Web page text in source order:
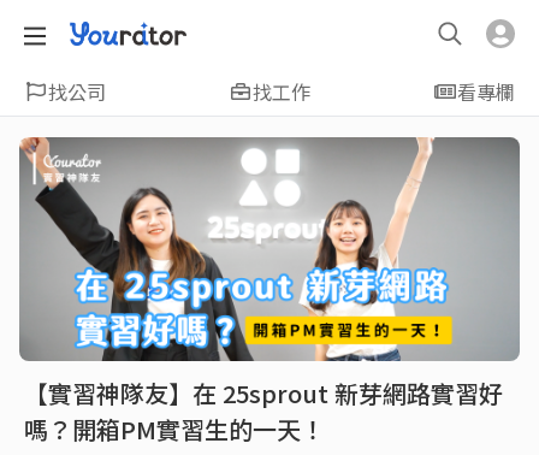
找公司 找工作 看專欄
【實習神隊友】在 25sprout 新芽網路實習好
嗎？開箱PM實習生的一天！